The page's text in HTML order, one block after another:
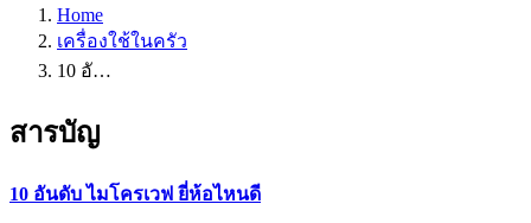
Home
เครื่องใช้ในครัว
10 อั…
สารบัญ
10 อันดับ ไมโครเวฟ ยี่ห้อไหนดี